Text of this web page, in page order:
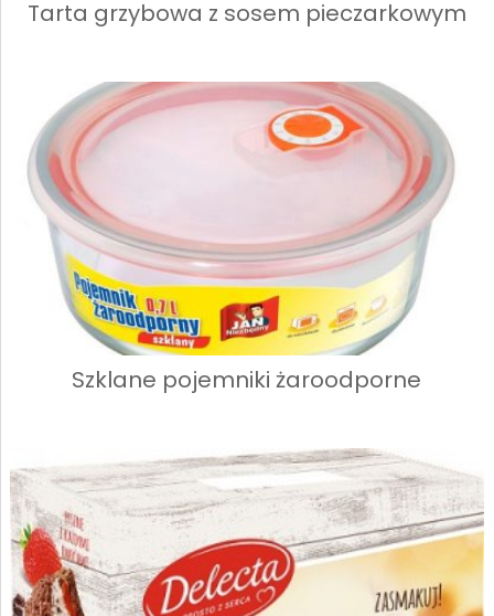
Tarta grzybowa z sosem pieczarkowym
Szklane pojemniki żaroodporne